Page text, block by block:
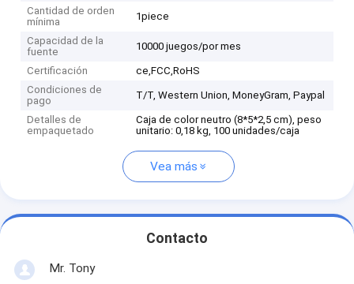
Cantidad de orden
mínima
1piece
Capacidad de la
fuente
10000 juegos/por mes
Certificación
ce,FCC,RoHS
Condiciones de
pago
T/T, Western Union, MoneyGram, Paypal
Detalles de
empaquetado
Caja de color neutro (8*5*2,5 cm), peso
unitario: 0,18 kg, 100 unidades/caja
Vea más
Contacto
Mr. Tony